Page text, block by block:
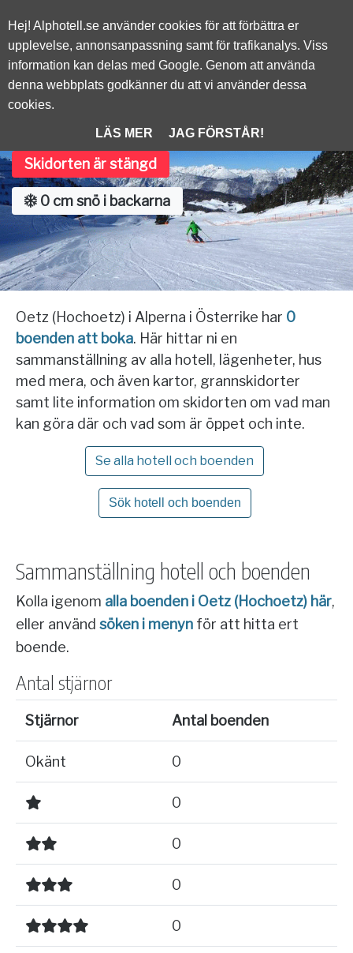
Alphotell.se
ÖSTERRIKE/
Oetz (Hochoetz)
Skidorten är stängd
0 cm snö i backarna
Oetz (Hochoetz) i Alperna i Österrike har 0
boenden att boka. Här hittar ni en
sammanställning av alla hotell, lägenheter, hus
med mera, och även kartor, grannskidorter
samt lite information om skidorten om vad man
kan göra där och vad som är öppet och inte.
Se alla hotell och boenden
Sök hotell och boenden
Sammanställning hotell och boenden
Kolla igenom alla boenden i Oetz (Hochoetz) här,
eller använd söken i menyn för att hitta ert
boende.
Antal stjärnor
Stjärnor Antal boenden
Okänt 0
0
0
0
0
Hej! Alphotell.se använder cookies för att förbättra er
upplevelse, annonsanpassning samt för trafikanalys. Viss
information kan delas med Google. Genom att använda
denna webbplats godkänner du att vi använder dessa
cookies.
LÄS MER JAG FÖRSTÅR!